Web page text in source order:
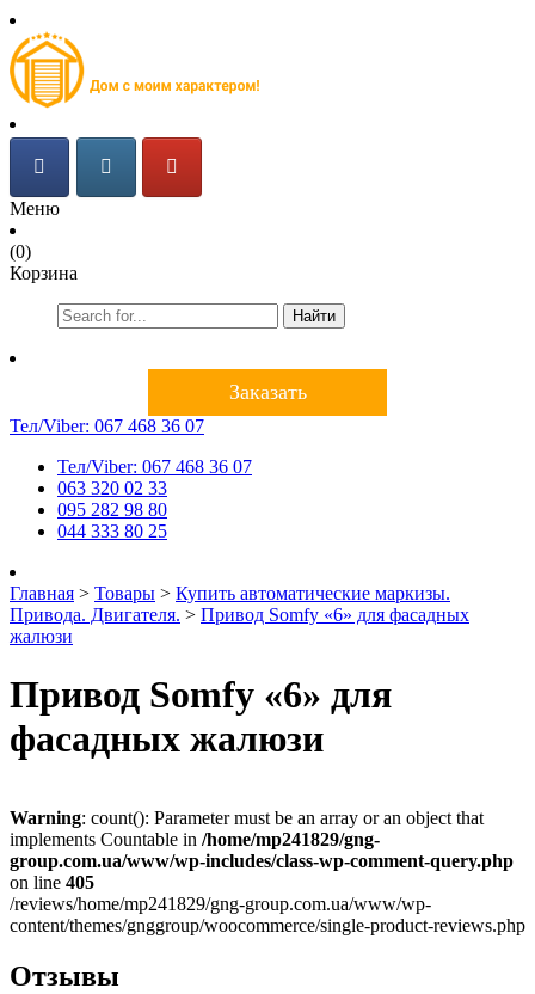
Меню
(0)
Корзина
Найти
Заказать
Тел/Viber: 067 468 36 07
Тел/Viber: 067 468 36 07
063 320 02 33
095 282 98 80
044 333 80 25
Главная > Товары > Купить автоматические маркизы.
Привода. Двигателя. > Привод Somfy «6» для фасадных
жалюзи
Привод Somfy «6» для
фасадных жалюзи
Warning: count(): Parameter must be an array or an object that
implements Countable in /home/mp241829/gng-
group.com.ua/www/wp-includes/class-wp-comment-query.php
on line 405
/reviews/home/mp241829/gng-group.com.ua/www/wp-
content/themes/gnggroup/woocommerce/single-product-reviews.php
Отзывы